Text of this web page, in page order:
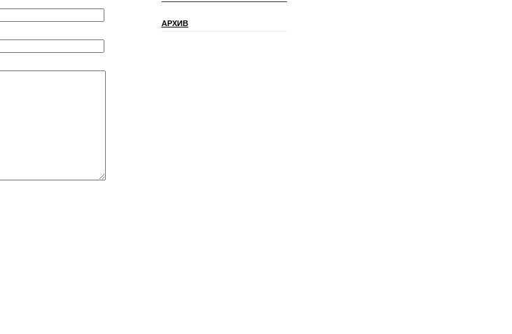
АРХИВ